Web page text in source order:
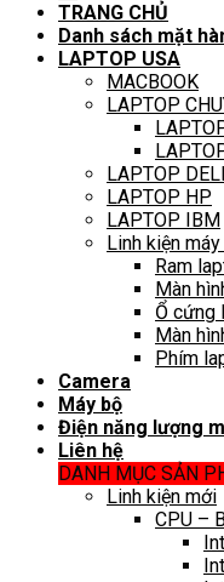
TRANG CHỦ
Danh sách mặt
LAPTOP USA
MACBOOK
LAPTOP
LAPTOP
LAPTOP HP
LAPTOP IBM
Linh kiện
Ram
Màn
Ổ cứng
Màn
Phím
Camera
Máy bộ
Điện năng lượng
Liên hệ
DANH MỤC SẢN
Linh kiện mới
CPU –